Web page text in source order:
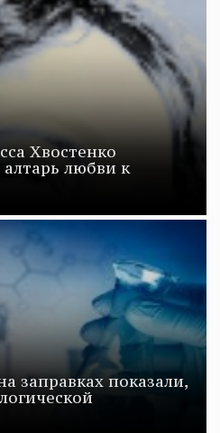
Хвостенко
любви к
заправках показали,